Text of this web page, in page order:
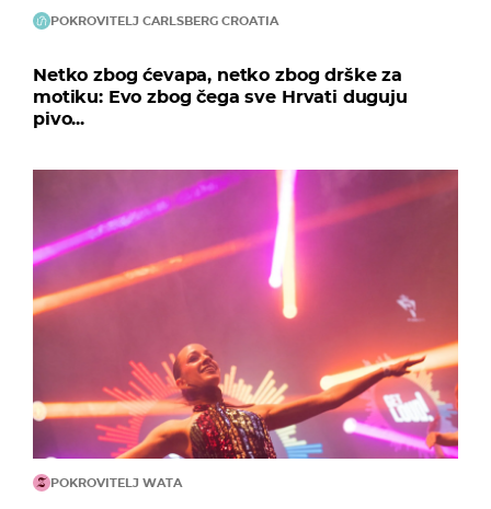
POKROVITELJ CARLSBERG CROATIA
Netko zbog ćevapa, netko zbog drške za
motiku: Evo zbog čega sve Hrvati duguju
pivo...
POKROVITELJ WATA